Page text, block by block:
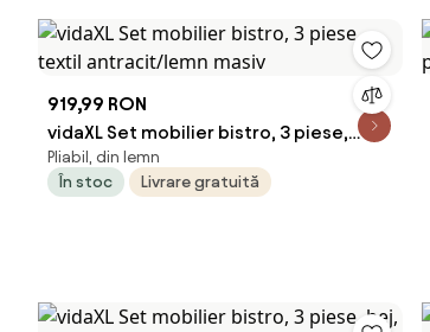
919,99 RON
vidaXL Set mobilier bistro, 3 piese,
textil antracit/lemn masiv
Pliabil, din lemn
În stoc
Livrare gratuită